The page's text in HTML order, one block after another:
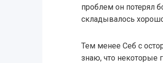
проблем он потерял
складывалось
Тем менее Себ с
знаю, что некоторые